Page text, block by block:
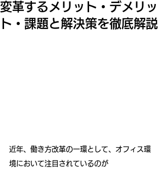
変革するメリット・デメリッ
ト・課題と解決策を徹底解説
近年、働き方改革の一環として、オフィス環
境において注目されているのが